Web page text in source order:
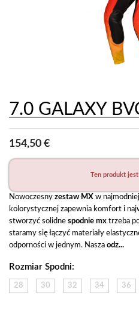
7.0 GALAXY
154,50 €
Ten produkt
Nowoczesny zestaw MX w
kolorystycznej zapewnia komfort i
stworzyć solidne spodnie mx trzeba
staramy się łączyć materiały
odporności w jednym. Nasza odz...
Rozmiar Spodni:
28 30 32 34 36